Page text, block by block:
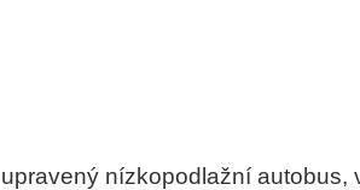
nízkopodlažní autobus,